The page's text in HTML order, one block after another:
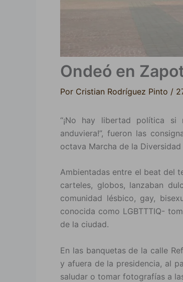
Ondeó en
Por Cristian Rodríguez Pinto /
“¡No hay libertad política si
anduviera!”, fueron las
octava Marcha de la
Ambientadas entre el beat del
carteles, globos, lanzaban
comunidad lésbico, gay,
conocida como LGBTTTIQ-
de la ciudad.
En las banquetas de la calle
y afuera de la presidencia, al
saludar o tomar fotografías a